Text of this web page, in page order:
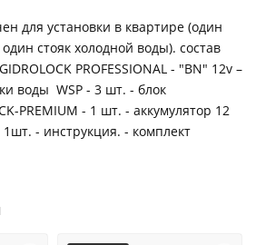
для установки в квартире (один
стояк холодной воды). состав
PROFESSIONAL - "BN" 12v –
воды WSP - 3 шт. - блок
PREMIUM - 1 шт. - аккумулятор 12
- инструкция. - комплект